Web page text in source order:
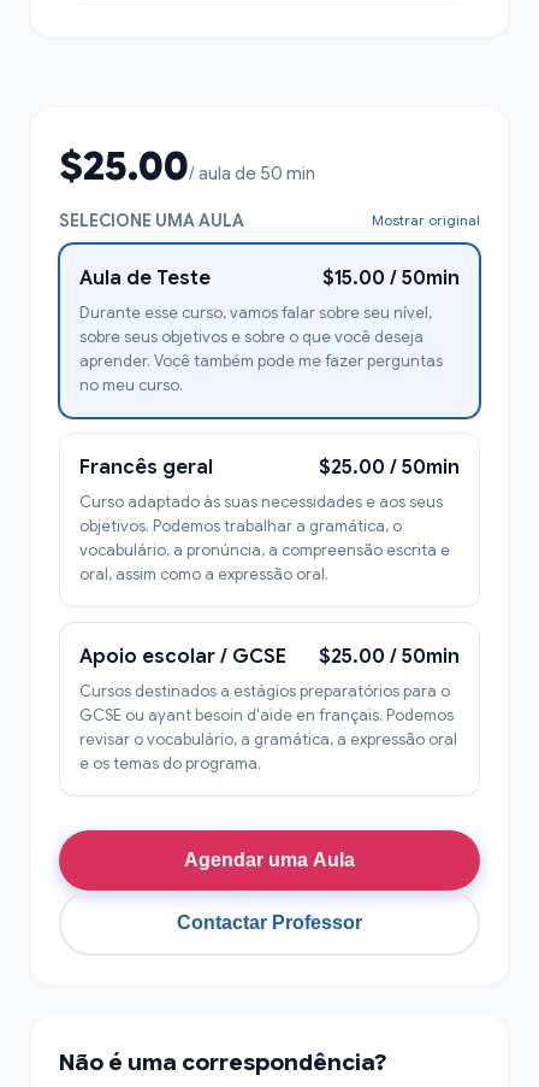
$25.00/ aula de 50 min
SELECIONE UMA AULA Mostrar original
Aula de Teste $15.00 / 50min
Durante esse curso, vamos falar sobre seu nível,
sobre seus objetivos e sobre o que você deseja
aprender. Você também pode me fazer perguntas
no meu curso.
Francês geral $25.00 / 50min
Curso adaptado às suas necessidades e aos seus
objetivos. Podemos trabalhar a gramática, o
vocabulário, a pronúncia, a compreensão escrita e
oral, assim como a expressão oral.
Apoio escolar / GCSE $25.00 / 50min
Cursos destinados a estágios preparatórios para o
GCSE ou ayant besoin d'aide en français. Podemos
revisar o vocabulário, a gramática, a expressão oral
e os temas do programa.
Agendar uma Aula
Contactar Professor
Não é uma correspondência?